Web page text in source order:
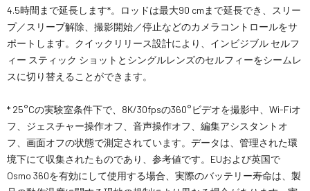
4.5時間まで延長します*。ロッドは最大90 cmまで延長でき、スリー
プ／スリープ解除、撮影開始／停止などのカメラコントロールをサ
ポートします。クイックリリース設計により、インビジブル セルフ
ィー スティック ショットとシングルレンズのセルフィーをシームレ
スに切り替えることができます。
* 25°Cの実験室条件下で、8K/30fpsの360°ビデオを撮影中、Wi-Fiオ
フ、ジェスチャー操作オフ、音声操作オフ、編集アシスタントオ
フ、画面オフの状態で測定されています。データは、管理された環
境下にて収集されたものであり、参考値です。EUおよび英国で
Osmo 360を有効にして使用する場合、実際のバッテリー寿命は、製